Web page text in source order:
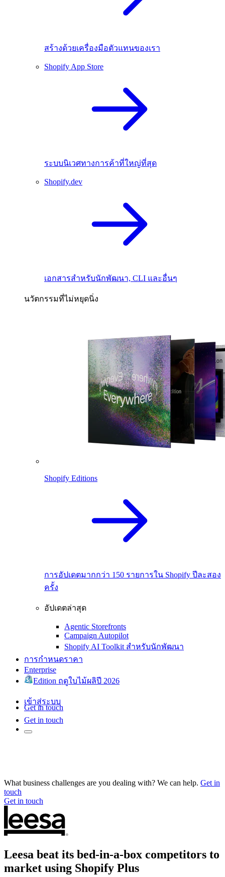
สร้างด้วยเครื่องมือตัวแทนของเรา
Shopify App Store
ระบบนิเวศทางการค้าที่ใหญ่ที่สุด
Shopify.dev
เอกสารสำหรับนักพัฒนา, CLI และอื่นๆ
นวัตกรรมที่ไม่หยุดนิ่ง
Shopify Editions
การอัปเดตมากกว่า 150 รายการใน Shopify ปีละสอง
ครั้ง
อัปเดตล่าสุด
Agentic Storefronts
Campaign Autopilot
Shopify AI Toolkit สำหรับนักพัฒนา
การกำหนดราคา
Enterprise
Edition ฤดูใบไม้ผลิปี 2026
เข้าสู่ระบบ
Get in touch
Get in touch
What business challenges are you dealing with? We can help. Get in
touch
Get in touch
Leesa beat its bed-in-a-box competitors to
market using Shopify Plus